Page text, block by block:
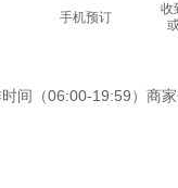
手机预订
收
间（06:00-19:59）商